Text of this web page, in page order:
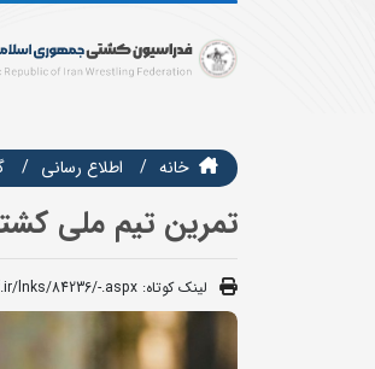
خانه اطلاع رسانی
تمرین تیم ملی کشتی آزاد زیر 23
لینک کوتاه: lnks/84236/-.aspx